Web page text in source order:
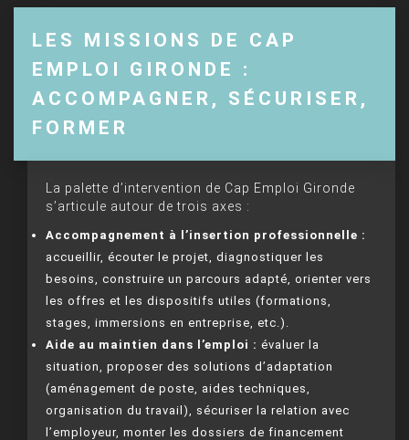
LES MISSIONS DE CAP
EMPLOI GIRONDE :
ACCOMPAGNER, SÉCURISER,
FORMER
La palette d’intervention de Cap Emploi Gironde
s’articule autour de trois axes :
Accompagnement à l’insertion professionnelle :
accueillir, écouter le projet, diagnostiquer les
besoins, construire un parcours adapté, orienter vers
les offres et les dispositifs utiles (formations,
stages, immersions en entreprise, etc.).
Aide au maintien dans l’emploi : évaluer la
situation, proposer des solutions d’adaptation
(aménagement de poste, aides techniques,
organisation du travail), sécuriser la relation avec
l’employeur, monter les dossiers de financement